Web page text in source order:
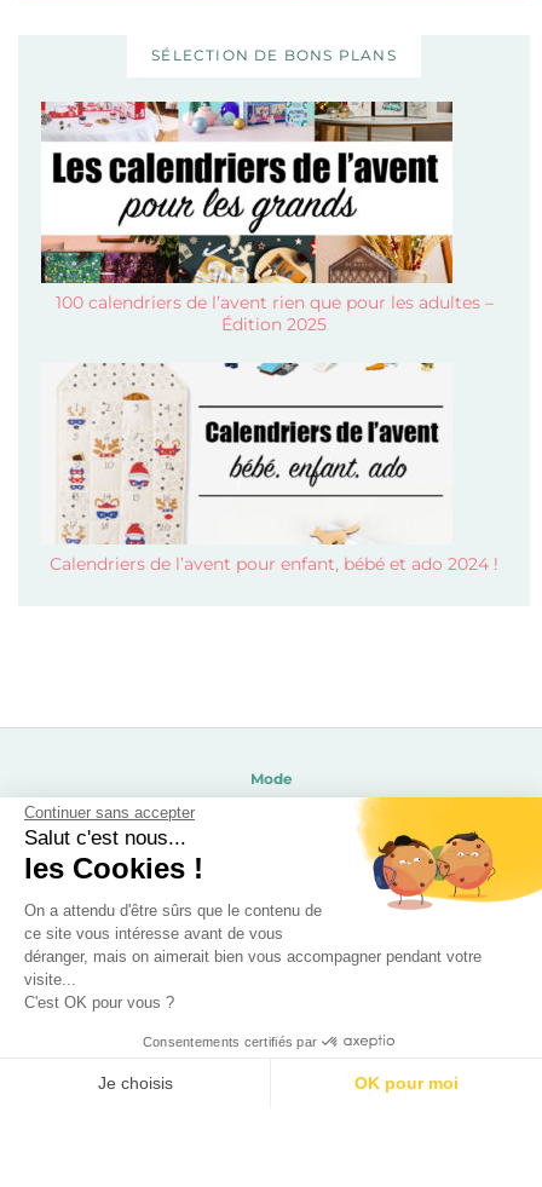
Continuer sans accepter
Salut c'est nous...
les Cookies !
On a attendu d'être sûrs que le contenu de
ce site vous intéresse avant de vous
déranger, mais on aimerait bien vous accompagner pendant votre
visite...
C'est OK pour vous ?
Consentements certifiés par
Je choisis OK pour moi
SÉLECTION DE BONS PLANS
100 calendriers de l’avent rien que pour les adultes –
Édition 2025
Calendriers de l’avent pour enfant, bébé et ado 2024 !
Mode
Calendrier de l’avent 2026
Calendrier de l’avent beauté 2026
Enfants
Gourmandises